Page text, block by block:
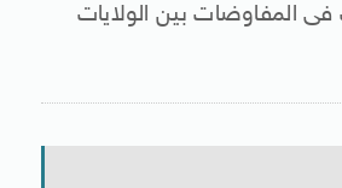
فى المفاوضات بين الولايات